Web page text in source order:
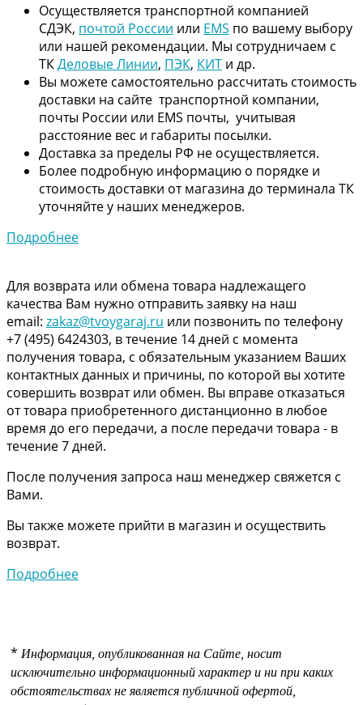
Осуществляется транспортной компанией
СДЭК, почтой России или EMS по вашему выбору
или нашей рекомендации. Мы сотрудничаем с
ТКДеловые Линии, ПЭК, КИТ и др.
Вы можете самостоятельно рассчитать стоимость
доставки на сайте транспортной компании,
почты России или EMS почты, учитывая
расстояние вес и габариты посылки.
Доставка за пределы РФ не осуществляется.
Более подробную информацию о порядке и
стоимость доставки от магазина до терминала ТК
уточняйте у наших менеджеров.
Подробнее
Для возврата или обмена товара надлежащего
качества Вам нужно отправить заявку на наш
email: zakaz@tvoygaraj.ru или позвонить по телефону
+7 (495) 6424303, в течение 14 дней с момента
получения товара, с обязательным указанием Ваших
контактных данных и причины, по которой вы хотите
совершить возврат или обмен. Вы вправе отказаться
от товара приобретенного дистанционно в любое
время до его передачи, а после передачи товара - в
течение 7 дней.
После получения запроса наш менеджер свяжется с
Вами.
Вы также можете прийти в магазин и осуществить
возврат.
Подробнее
* Информация, опубликованная на Сайте, носит
исключительно информационный характер и ни при каких
обстоятельствах не является публичной офертой,